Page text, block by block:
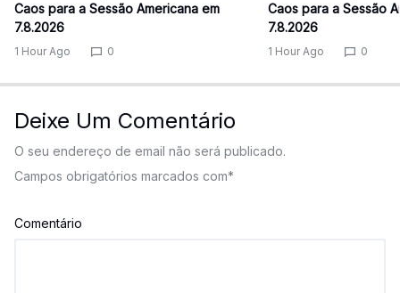
Caos para a Sessão Americana em
7.8.2026
1 Hour Ago 0
Caos para a Sessão
7.8.2026
1 Hour Ago 0
Deixe Um Comentário
O seu endereço de email não será publicado.
Campos obrigatórios marcados com*
Comentário